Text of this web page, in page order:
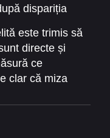
dispariția
Greșelile nu
este trimis să
directe și
ce
clar că miza
despre un
preț.